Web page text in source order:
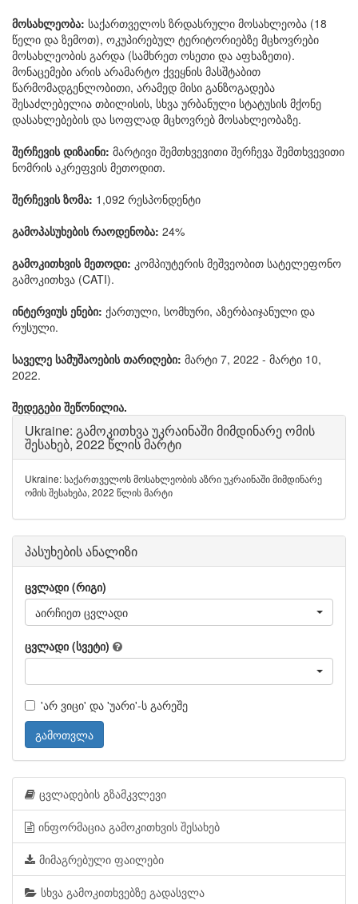
მოსახლეობა: საქართველოს ზრდასრული მოსახლეობა (18
წელი და ზემოთ), ოკუპირებულ ტერიტორიებზე მცხოვრები
მოსახლეობის გარდა (სამხრეთ ოსეთი და აფხაზეთი).
მონაცემები არის არამარტო ქვეყნის მასშტაბით
წარმომადგენლობითი, არამედ მისი განზოგადება
შესაძლებელია თბილისის, სხვა ურბანული სტატუსის მქონე
დასახლებების და სოფლად მცხოვრებ მოსახლეობაზე.
შერჩევის დიზაინი: მარტივი შემთხვევითი შერჩევა შემთხვევითი
ნომრის აკრეფვის მეთოდით.
შერჩევის ზომა: 1,092 რესპონდენტი
გამოპასუხების რაოდენობა: 24%
გამოკითხვის მეთოდი: კომპიუტერის მეშვეობით სატელეფონო
გამოკითხვა (CATI).
ინტერვიუს ენები: ქართული, სომხური, აზერბაიჯანული და
რუსული.
საველე სამუშაოების თარიღები: მარტი 7, 2022 - მარტი 10,
2022.
შედეგები შეწონილია.
Ukraine: გამოკითხვა უკრაინაში მიმდინარე ომის
შესახებ, 2022 წლის მარტი
Ukraine: საქართველოს მოსახლეობის აზრი უკრაინაში მიმდინარე
ომის შესახება, 2022 წლის მარტი
პასუხების ანალიზი
ცვლადი (რიგი)
აირჩიეთ ცვლადი
ცვლადი (სვეტი)
'არ ვიცი' და 'უარი'-ს გარეშე
გამოთვლა
ცვლადების გზამკვლევი
ინფორმაცია გამოკითხვის შესახებ
მიმაგრებული ფაილები
სხვა გამოკითხვებზე გადასვლა